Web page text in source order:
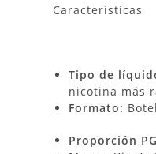
Características
Tipo de
nicotina más
Formato:
Proporción